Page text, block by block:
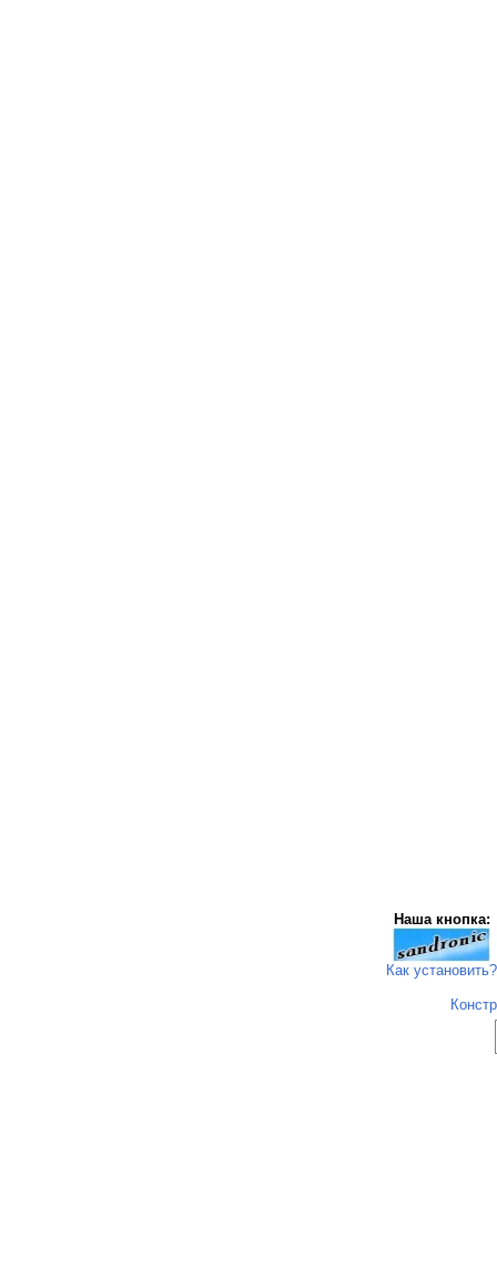
Наша кнопка:
Как установить?